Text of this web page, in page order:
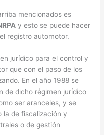
mencionados es
y esto se puede hacer
registro automotor.
jurídico para el control y
que con el paso de los
En el año 1988 se
de dicho régimen jurídico
ser aranceles, y se
la de fiscalización y
o de gestión